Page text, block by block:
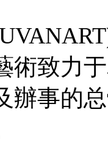
術致力
辦事的